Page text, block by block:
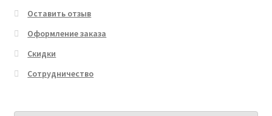
Оставить отзыв
Оформление заказа
Скидки
Сотрудничество